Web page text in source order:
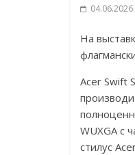
04.06.2026
На
Acer Swift
WUXGA с
стилус